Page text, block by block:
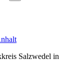
Salzwedel in